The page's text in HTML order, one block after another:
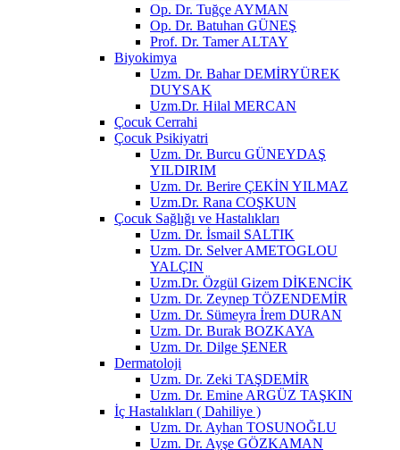
Op. Dr. Tuğçe AYMAN
Op. Dr. Batuhan GÜNEŞ
Prof. Dr. Tamer ALTAY
Biyokimya
Uzm. Dr. Bahar DEMİRYÜREK
DUYSAK
Uzm.Dr. Hilal MERCAN
Çocuk Cerrahi
Çocuk Psikiyatri
Uzm. Dr. Burcu GÜNEYDAŞ
YILDIRIM
Uzm. Dr. Berire ÇEKİN YILMAZ
Uzm.Dr. Rana COŞKUN
Çocuk Sağlığı ve Hastalıkları
Uzm. Dr. İsmail SALTIK
Uzm. Dr. Selver AMETOGLOU
YALÇIN
Uzm.Dr. Özgül Gizem DİKENCİK
Uzm. Dr. Zeynep TÖZENDEMİR
Uzm. Dr. Sümeyra İrem DURAN
Uzm. Dr. Burak BOZKAYA
Uzm. Dr. Dilge ŞENER
Dermatoloji
Uzm. Dr. Zeki TAŞDEMİR
Uzm. Dr. Emine ARGÜZ TAŞKIN
İç Hastalıkları ( Dahiliye )
Uzm. Dr. Ayhan TOSUNOĞLU
Uzm. Dr. Ayşe GÖZKAMAN